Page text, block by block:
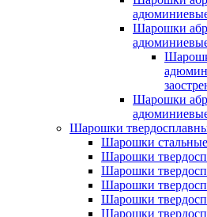
Шарошки
Шарошки
Шарошки
Шарошки стальные
Шарошки
Шарошки
Шарошки
Шарошки
Шарошки